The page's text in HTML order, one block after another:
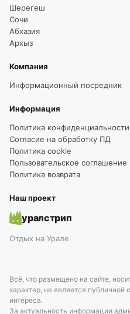
Шерегеш
Сочи
Абхазия
Архыз
Компания
Информационный посредник
Информация
Политика конфиденциальности
Согласие на обработку ПД
Политика cookie
Пользовательское соглашение
Политика возврата
Наш проект
уралстрип
Отдых на Урале
Всё, что размещено на сайте,
характер, не является
интереса.
За актуальность информации